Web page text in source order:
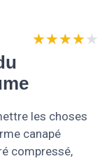
★★★★★
★★★★★
les choses
canapé
compressé,